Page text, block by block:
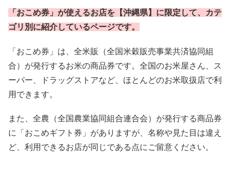
「おこめ券」が使えるお店を【沖縄県】に限定して、カテ
ゴリ別に紹介しているページです。
「おこめ券」は、全米販（全国米穀販売事業共済協同組
合）が発行するお米の商品券です。全国のお米屋さん、ス
ーパー、ドラッグストアなど、ほとんどのお米取扱店で利
用できます。
また、全農（全国農業協同組合連合会）が発行する商品券
に「おこめギフト券」がありますが、名称や見た目は違え
ど、利用できるお店が同じである点にご留意ください。